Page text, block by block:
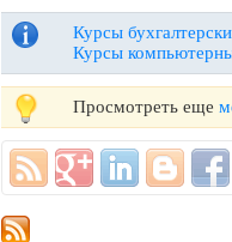
Курсы
Курсы
Просмотреть еще